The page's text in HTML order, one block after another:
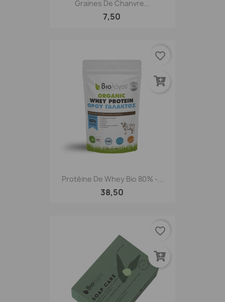
Graines De Chanvre...
7,50
Protéine De Whey Bio 80% -...
38,50
favorite_border
favorite_border